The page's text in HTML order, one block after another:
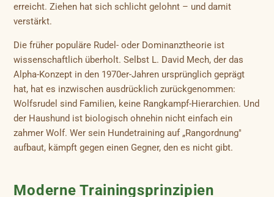
erreicht. Ziehen hat sich schlicht gelohnt – und damit
verstärkt.
Die früher populäre Rudel- oder Dominanztheorie ist
wissenschaftlich überholt. Selbst L. David Mech, der das
Alpha-Konzept in den 1970er-Jahren ursprünglich geprägt
hat, hat es inzwischen ausdrücklich zurückgenommen:
Wolfsrudel sind Familien, keine Rangkampf-Hierarchien. Und
der Haushund ist biologisch ohnehin nicht einfach ein
zahmer Wolf. Wer sein Hundetraining auf „Rangordnung"
aufbaut, kämpft gegen einen Gegner, den es nicht gibt.
Moderne Trainingsprinzipien